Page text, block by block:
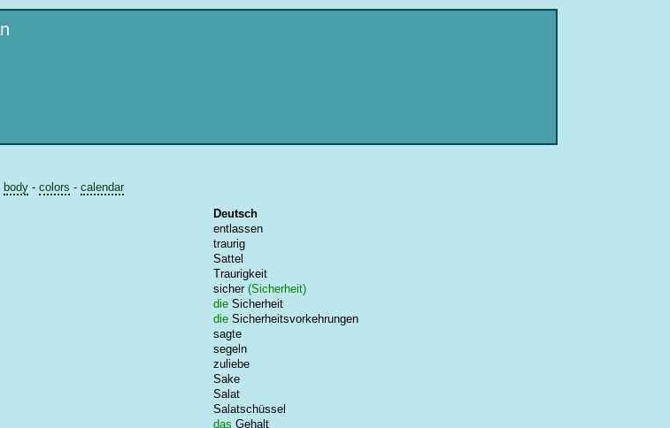
body - colors - calendar
Deutsch
entlassen
traurig
Sattel
Traurigkeit
sicher(Sicherheit)
die Sicherheit
die Sicherheitsvorkehrungen
sagte
segeln
zuliebe
Sake
Salat
Salatschüssel
das Gehalt